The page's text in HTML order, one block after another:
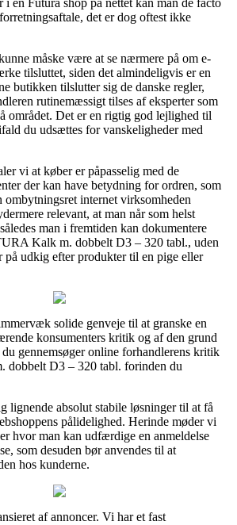
det er dog oftest ikke
måske være at se nærmere på om e-
tilsluttet, siden det almindeligvis er en
butikken tilslutter sig de danske regler,
rutinemæssigt tilses af eksperter som
området. Det er en rigtig god lejlighed til
du udsættes for vanskeligheder med
vi at køber er påpasselig med de
der kan have betydning for ordren, som
internet virksomheden
relevant, at man når som helst
man i fremtiden kan dokumentere
Kalk m. dobbelt D3 – 320 tabl., uden
på udkig efter produkter til en pige eller
solide genveje til at granske en
konsumenters kritik og af den grund
du gennemsøger online forhandlerens kritik
D3 – 320 tabl. forinden du
lignende absolut stabile løsninger til at få
pålidelighed. Herinde møder vi
hvor man kan udfærdige en anmeldelse
som desuden bør anvendes til at
hos kunderne.
af annoncer. Vi har et fast